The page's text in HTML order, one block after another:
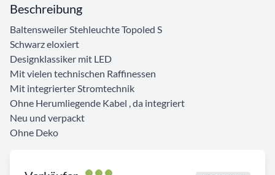
Beschreibung
Baltensweiler Stehleuchte Topoled S
Schwarz eloxiert
Designklassiker mit LED
Mit vielen technischen Raffinessen
Mit integrierter Stromtechnik
Ohne Herumliegende Kabel , da integriert
Neu und verpackt
Ohne Deko